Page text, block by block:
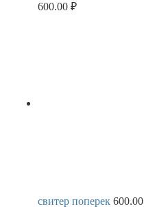
600.00 ₽
свитер поперек 600.00